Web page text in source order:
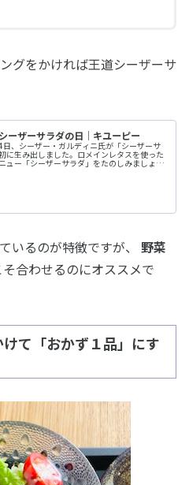
グをかければ王道シーザーサ
ーザーサラダの日｜キユーピー
、シーザー・ガルディニ氏が「シーザーサ
に生み出しました。ロメインレタスを使った
ュー「シーザーサラダ」をたのしみましょ
いるのが特徴ですが、 野菜
そ合わせるのにオススメで
て「おかず１品」にす